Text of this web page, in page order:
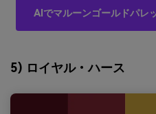
AIでマルーンゴールドパレ
5) ロイヤル・ハース